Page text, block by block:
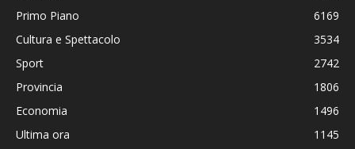
Primo Piano
6169
Cultura e Spettacolo
3534
Sport
2742
Provincia
1806
Economia
1496
Ultima ora
1145